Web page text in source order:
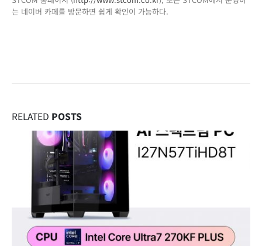
는 네이버 카페를 방문하면 쉽게 확인이 가능하다.
RELATED POSTS